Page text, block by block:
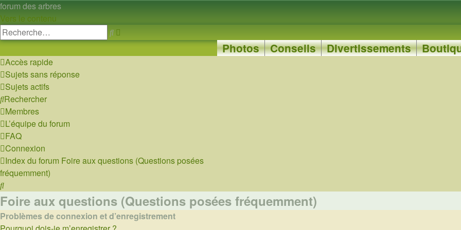
forum des arbres
Vers le contenu
Rechercher
avancée
Photos Conseils Divertissements
Accès rapide
Sujets sans réponse
Sujets actifs
Rechercher
Membres
L’équipe du forum
FAQ
Connexion
Index du forum Foire aux questions (Questions posées
fréquemment)
Rechercher
Foire aux questions (Questions posées fréquemment)
Problèmes de connexion et d’enregistrement